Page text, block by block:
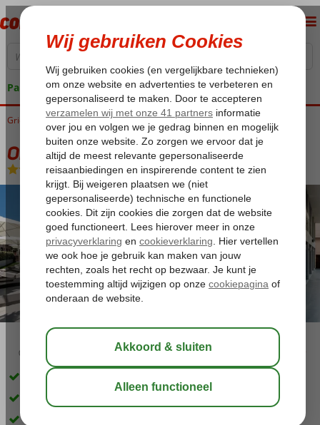
Pakketgarantie
Home
Griekenland Rhodos Rhodos-Stad Oktober Downtown
Oktober Downtown
Logies en ontbijt -Hotel
03:45 aug 32°C
In het nieuwe centrum van Rhodos-Stad
Kamers in design stijl